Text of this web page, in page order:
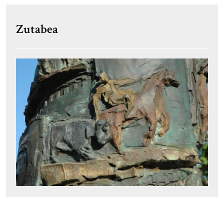
Zutabea